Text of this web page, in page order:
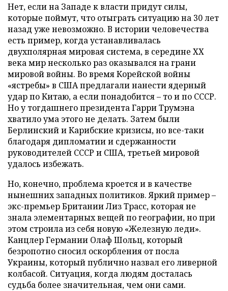
Нет, если на Западе к власти придут силы,
которые поймут, что отыграть ситуацию на 30 лет
назад уже невозможно. В истории человечества
есть пример, когда устанавливалась
двухполярная мировая система, в середине ХХ
века мир несколько раз оказывался на грани
мировой войны. Во время Корейской войны
«ястребы» в США предлагали нанести ядерный
удар по Китаю, а если понадобится – то и по СССР.
Но у тогдашнего президента Гарри Трумэна
хватило ума этого не делать. Затем были
Берлинский и Карибские кризисы, но все-таки
благодаря дипломатии и сдержанности
руководителей СССР и США, третьей мировой
удалось избежать.
Но, конечно, проблема кроется и в качестве
нынешних западных политиков. Яркий пример –
экс-премьер Британии Лиз Трасс, которая не
знала элементарных вещей по географии, но при
этом строила из себя новую «Железную леди».
Канцлер Германии Олаф Шольц, который
безропотно сносил оскорбления от посла
Украины, который публично назвал его ливерной
колбасой. Ситуация, когда людям досталась
судьба более значительная, чем они сами.